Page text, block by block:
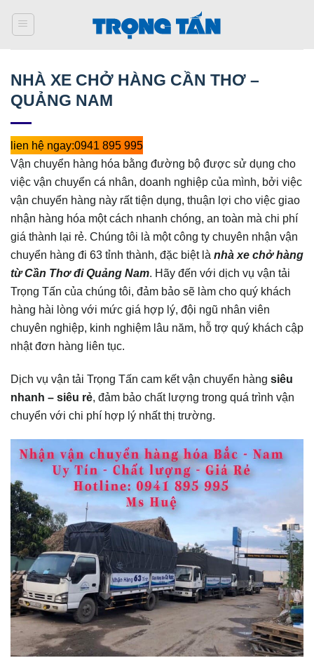
qua
NHÀ XE CHỞ HÀNG CẦN THƠ –
QUẢNG NAM
lien hệ ngay:0941 895 995
Vận chuyển hàng hóa bằng đường bộ được sử dụng cho
việc vận chuyển cá nhân, doanh nghiệp của mình, bởi việc
vận chuyển hàng này rất tiện dụng, thuận lợi cho việc giao
nhận hàng hóa một cách nhanh chóng, an toàn mà chi phí
giá thành lại rẻ. Chúng tôi là một công ty chuyên nhận vận
chuyển hàng đi 63 tỉnh thành, đặc biệt là nhà xe chở hàng
từ Cần Thơ đi Quảng Nam. Hãy đến với dịch vụ vận tải
Trọng Tấn của chúng tôi, đảm bảo sẽ làm cho quý khách
hàng hài lòng với mức giá hợp lý, đội ngũ nhân viên
chuyên nghiệp, kinh nghiệm lâu năm, hỗ trợ quý khách cập
nhật đơn hàng liên tục.
Dịch vụ vận tải Trọng Tấn cam kết vận chuyển hàng siêu
nhanh – siêu rẻ, đảm bảo chất lượng trong quá trình vận
chuyển với chi phí hợp lý nhất thị trường.